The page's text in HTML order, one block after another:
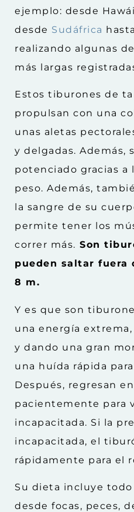
ejemplo: desde
desde Sudáfrica
realizando algunas
más largas
Estos tiburones de
propulsan con una
unas aletas
y delgadas. Además,
potenciado gracias a
peso. Además,
la sangre de su
permite tener los
correr más. Son
pueden saltar fuera
8 m.
Y es que son
una energía
y dando una gran
una huída rápida
Después, regresan
pacientemente para
incapacitada. Si la
incapacitada, el
rápidamente para el
Su dieta incluye
desde focas, peces,